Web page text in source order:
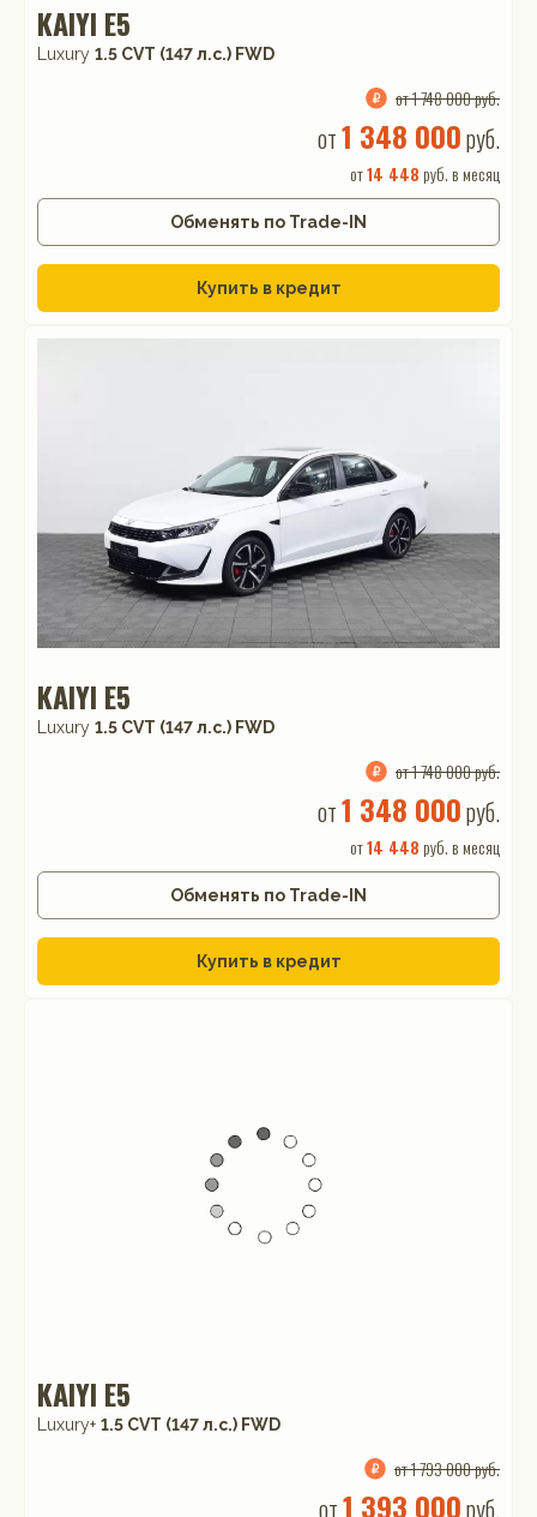
KAIYI E5
Luxury 1.5 CVT (147 л.с.) FWD
от 1 748 000 руб.
от1 348 000руб.
от14 448 руб. в месяц
Обменять по Trade-IN
Купить в кредит
KAIYI E5
Luxury 1.5 CVT (147 л.с.) FWD
от 1 748 000 руб.
от1 348 000руб.
от14 448 руб. в месяц
Обменять по Trade-IN
Купить в кредит
KAIYI E5
Luxury+ 1.5 CVT (147 л.с.) FWD
от 1 793 000 руб.
от1 393 000руб.